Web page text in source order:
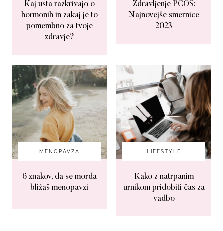
Kaj usta razkrivajo o
hormonih in zakaj je to
pomembno za tvoje
zdravje?
Zdravljenje PCOS:
Najnovejše smernice
2023
MENOPAVZA
6 znakov, da se morda
bližaš menopavzi
LIFESTYLE
Kako z natrpanim
urnikom pridobiti čas za
vadbo